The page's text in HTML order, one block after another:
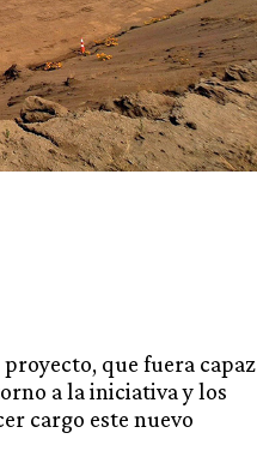
que fuera capaz
a la iniciativa y los
cargo este nuevo